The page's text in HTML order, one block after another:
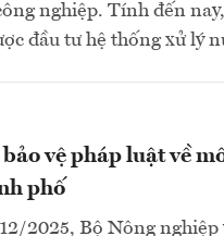
nghiệp. Tính đến
đầu tư hệ thống xử lý
vệ pháp luật về
phố
2025, Bộ Nông